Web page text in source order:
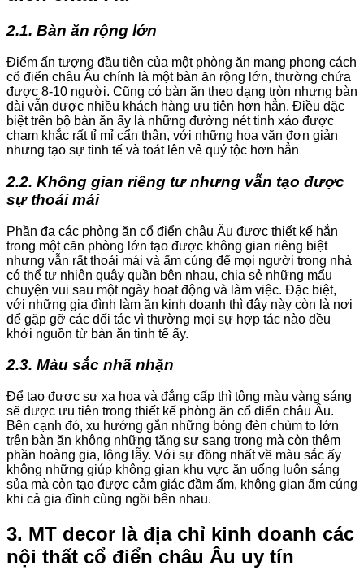
2.1. Bàn ăn rộng lớn
Điểm ấn tượng đầu tiên của một phòng ăn mang phong cách
cổ điển châu Âu chính là một bàn ăn rộng lớn, thường chứa
được 8-10 người. Cũng có bàn ăn theo dạng tròn nhưng bàn
dài vẫn được nhiều khách hàng ưu tiên hơn hẳn. Điều đặc
biệt trên bộ bàn ăn ấy là những đường nét tinh xảo được
chạm khắc rất tỉ mỉ cẩn thận, với những hoa văn đơn giản
nhưng tạo sự tinh tế và toát lên vẻ quý tộc hơn hẳn
2.2. Không gian riêng tư nhưng vẫn tạo được
sự thoải mái
Phần đa các phòng ăn cổ điển châu Âu được thiết kế hẳn
trong một căn phòng lớn tạo được không gian riêng biệt
nhưng vẫn rất thoải mái và ấm cúng để mọi người trong nhà
có thể tự nhiên quây quần bên nhau, chia sẻ những mẩu
chuyện vui sau một ngày hoạt động và làm việc. Đặc biệt,
với những gia đình làm ăn kinh doanh thì đây này còn là nơi
để gặp gỡ các đối tác vì thường mọi sự hợp tác nào đều
khởi nguồn từ bàn ăn tinh tế ấy.
2.3. Màu sắc nhã nhặn
Để tạo được sự xa hoa và đẳng cấp thì tông màu vàng sáng
sẽ được ưu tiên trong thiết kế phòng ăn cổ điển châu Âu.
Bên cạnh đó, xu hướng gắn những bóng đèn chùm to lớn
trên bàn ăn không những tăng sự sang trọng mà còn thêm
phần hoàng gia, lộng lẫy. Với sự đồng nhất về màu sắc ấy
không những giúp không gian khu vực ăn uống luôn sáng
sủa mà còn tạo được cảm giác đầm ấm, không gian ấm cúng
khi cả gia đình cùng ngồi bên nhau.
3. MT decor là địa chỉ kinh doanh các
nội thất cổ điển châu Âu uy tín